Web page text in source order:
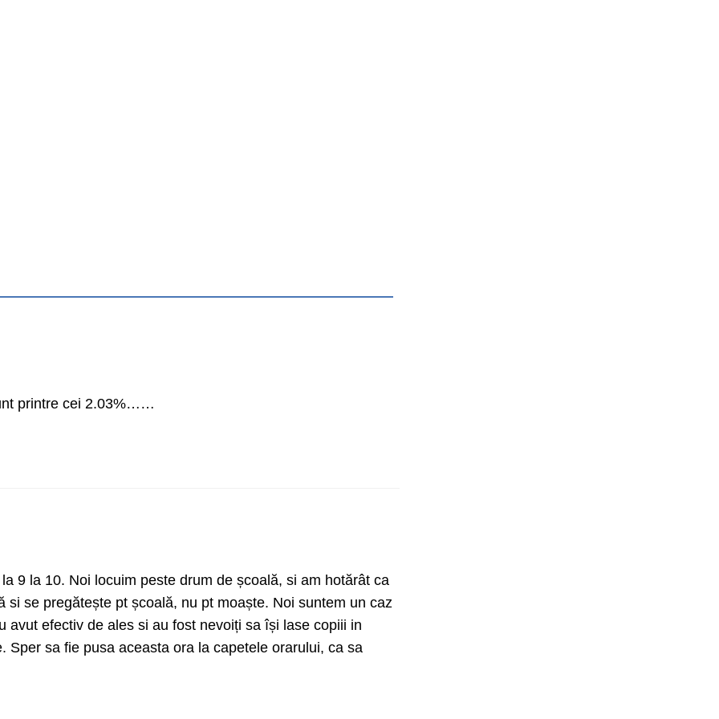
printre cei 2.03%……
9 la 10. Noi locuim peste drum de școală, si am hotărât ca
si se pregătește pt școală, nu pt moaște. Noi suntem un caz
avut efectiv de ales si au fost nevoiți sa își lase copiii in
Sper sa fie pusa aceasta ora la capetele orarului, ca sa